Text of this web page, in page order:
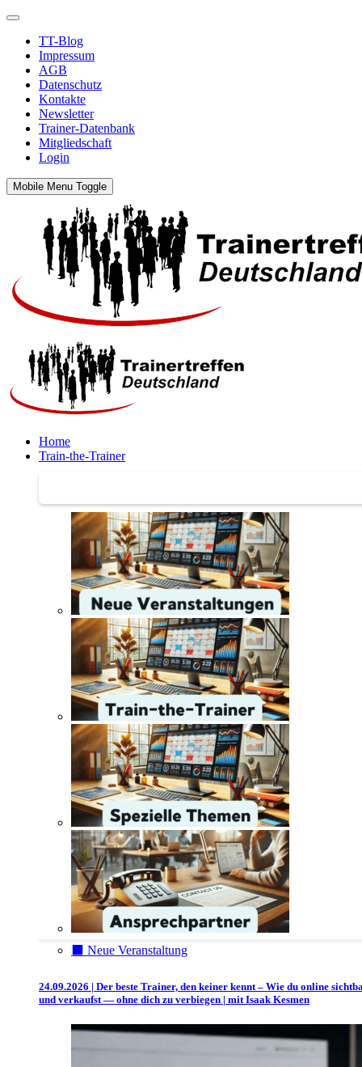
TT-Blog
Impressum
AGB
Datenschutz
Kontakte
Newsletter
Trainer-Datenbank
Mitgliedschaft
Login
Mobile Menu Toggle
Home
Train-the-Trainer
⬛️ Neue Veranstaltung
24.09.2026 | Der beste Trainer, den keiner kennt – Wie du online
und verkaufst — ohne dich zu verbiegen | mit Isaak Kesmen